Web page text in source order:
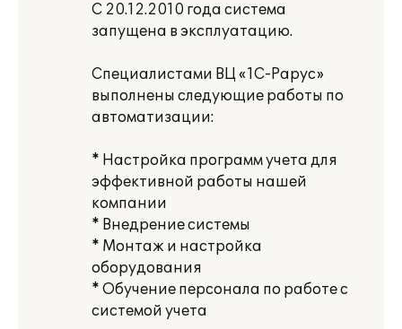
С 20.12.2010 года система
запущена в эксплуатацию.
Специалистами ВЦ «1С-Рарус»
выполнены следующие работы по
автоматизации:
* Настройка программ учета для
эффективной работы нашей
компании
* Внедрение системы
* Монтаж и настройка
оборудования
* Обучение персонала по работе с
системой учета